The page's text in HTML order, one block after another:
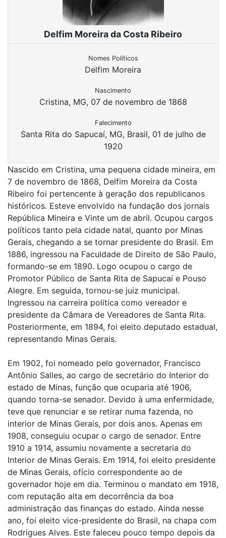
Nascido em Cristina, uma pequena cidade mineira, em
7 de novembro de 1868, Delfim Moreira da Costa
Ribeiro foi pertencente à geração dos republicanos
históricos. Esteve envolvido na fundação dos jornais
República Mineira e Vinte um de abril. Ocupou cargos
políticos tanto pela cidade natal, quanto por Minas
Gerais, chegando a se tornar presidente do Brasil. Em
1886, ingressou na Faculdade de Direito de São Paulo,
formando-se em 1890. Logo ocupou o cargo de
Promotor Público de Santa Rita de Sapucaí e Pouso
Alegre. Em seguida, tornou-se juiz municipal.
Ingressou na carreira política como vereador e
presidente da Câmara de Vereadores de Santa Rita.
Posteriormente, em 1894, foi eleito deputado estadual,
representando Minas Gerais.
Em 1902, foi nomeado pelo governador, Francisco
Antônio Salles, ao cargo de secretário do Interior do
estado de Minas, função que ocuparia até 1906,
quando torna-se senador. Devido à uma enfermidade,
teve que renunciar e se retirar numa fazenda, no
interior de Minas Gerais, por dois anos. Apenas em
1908, conseguiu ocupar o cargo de senador. Entre
1910 a 1914, assumiu novamente a secretaria do
Interior de Minas Gerais. Em 1914, foi eleito presidente
de Minas Gerais, ofício correspondente ao de
governador hoje em dia. Terminou o mandato em 1918,
com reputação alta em decorrência da boa
administração das finanças do estado. Ainda nesse
ano, foi eleito vice-presidente do Brasil, na chapa com
Rodrigues Alves. Este faleceu pouco tempo depois da
Delfim Moreira da Costa Ribeiro
Nomes Políticos
Delfim Moreira
Nascimento
Cristina, MG, 07 de novembro de 1868
Falecimento
Santa Rita do Sapucaí, MG, Brasil, 01 de julho de
1920